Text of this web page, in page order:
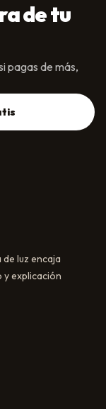
de tu
pagas de más,
luz encaja
explicación